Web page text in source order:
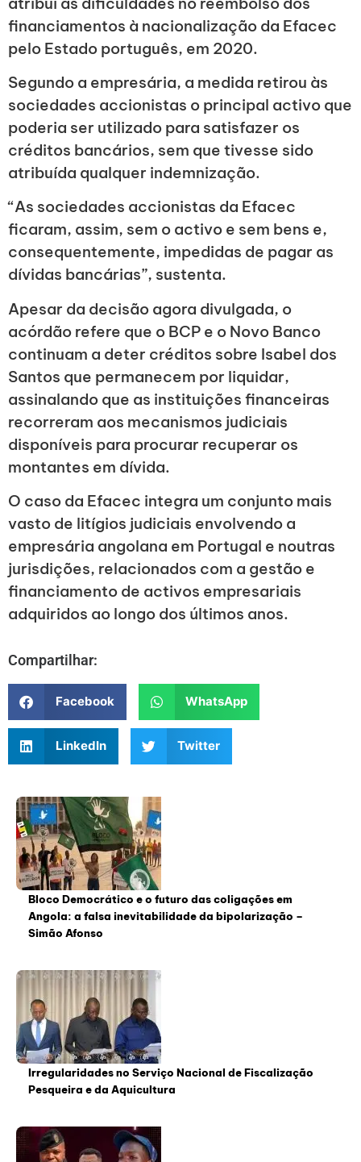
financiamentos à nacionalização da Efacec
pelo Estado português, em 2020.
Segundo a empresária, a medida retirou às
sociedades accionistas o principal activo que
poderia ser utilizado para satisfazer os
créditos bancários, sem que tivesse sido
atribuída qualquer indemnização.
“As sociedades accionistas da Efacec
ficaram, assim, sem o activo e sem bens e,
consequentemente, impedidas de pagar as
dívidas bancárias”, sustenta.
Apesar da decisão agora divulgada, o
acórdão refere que o BCP e o Novo Banco
continuam a deter créditos sobre Isabel dos
Santos que permanecem por liquidar,
assinalando que as instituições financeiras
recorreram aos mecanismos judiciais
disponíveis para procurar recuperar os
montantes em dívida.
O caso da Efacec integra um conjunto mais
vasto de litígios judiciais envolvendo a
empresária angolana em Portugal e noutras
jurisdições, relacionados com a gestão e
financiamento de activos empresariais
adquiridos ao longo dos últimos anos.
Compartilhar:
Facebook WhatsApp
LinkedIn Twitter
Bloco Democrático e o futuro das coligações em
Angola: a falsa inevitabilidade da bipolarização –
Simão Afonso
Irregularidades no Serviço Nacional de Fiscalização
Pesqueira e da Aquicultura